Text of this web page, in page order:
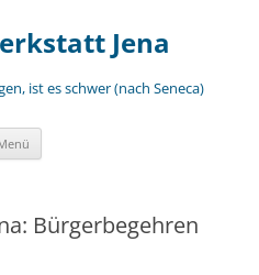
Jena
ist es schwer (nach Seneca)
Bürgerbegehren